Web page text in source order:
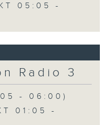
05:05 -
Radio 3
- 06:00)
01:05 -